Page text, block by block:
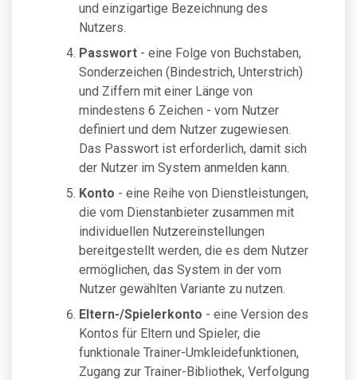
und einzigartige Bezeichnung des
Nutzers.
Passwort - eine Folge von Buchstaben,
Sonderzeichen (Bindestrich, Unterstrich)
und Ziffern mit einer Länge von
mindestens 6 Zeichen - vom Nutzer
definiert und dem Nutzer zugewiesen.
Das Passwort ist erforderlich, damit sich
der Nutzer im System anmelden kann.
Konto - eine Reihe von Dienstleistungen,
die vom Dienstanbieter zusammen mit
individuellen Nutzereinstellungen
bereitgestellt werden, die es dem Nutzer
ermöglichen, das System in der vom
Nutzer gewählten Variante zu nutzen.
Eltern-/Spielerkonto - eine Version des
Kontos für Eltern und Spieler, die
funktionale Trainer-Umkleidefunktionen,
Zugang zur Trainer-Bibliothek, Verfolgung